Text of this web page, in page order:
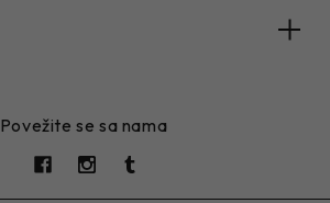
Povežite se sa nama